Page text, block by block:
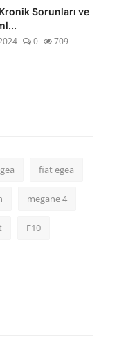
Sorunları ve
0 709
fiat egea
megane 4
F10